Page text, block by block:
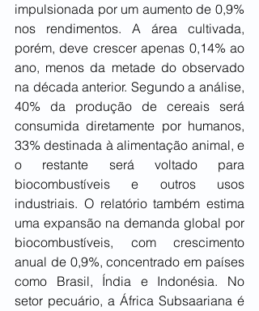
impulsionada por um aumento de 0,9%
nos rendimentos. A área cultivada,
porém, deve crescer apenas 0,14% ao
ano, menos da metade do observado
na década anterior. Segundo a análise,
40% da produção de cereais será
consumida diretamente por humanos,
33% destinada à alimentação animal, e
o restante será voltado para
biocombustíveis e outros usos
industriais. O relatório também estima
uma expansão na demanda global por
biocombustíveis, com crescimento
anual de 0,9%, concentrado em países
como Brasil, Índia e Indonésia. No
setor pecuário, a África Subsaariana é